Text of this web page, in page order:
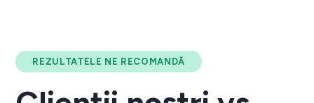
REZULTATELE NE RECOMANDĂ